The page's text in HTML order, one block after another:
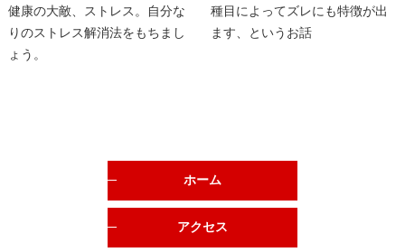
健康の大敵、ストレス。自分な
りのストレス解消法をもちまし
ょう。
種目によってズレにも特徴が出
ます、というお話
ホーム
アクセス